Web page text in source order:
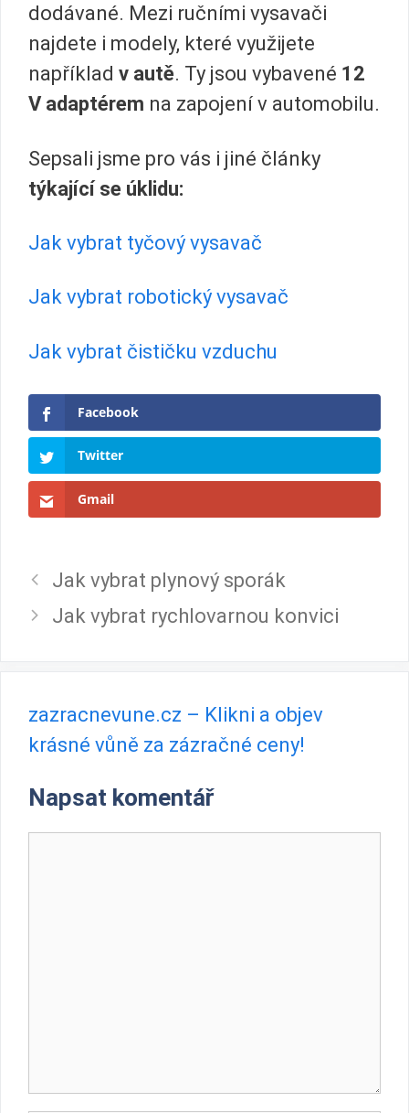
dodávané. Mezi ručními vysavači
najdete i modely, které využijete
například v autě. Ty jsou vybavené 12
V adaptérem na zapojení v automobilu.
Sepsali jsme pro vás i jiné články
týkající se úklidu:
Jak vybrat tyčový vysavač
Jak vybrat robotický vysavač
Jak vybrat čističku vzduchu
Facebook
Twitter
Gmail
Jak vybrat plynový sporák
Jak vybrat rychlovarnou konvici
zazracnevune.cz – Klikni a objev
krásné vůně za zázračné ceny!
Napsat komentář